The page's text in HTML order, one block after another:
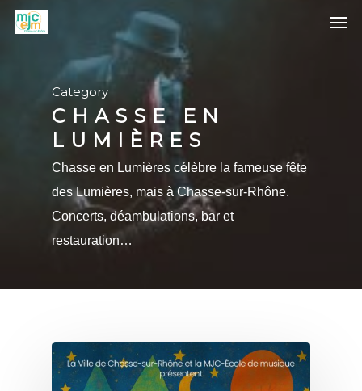
Category
CHASSE EN
LUMIÈRES
Chasse en Lumières célèbre la fameuse fête
des Lumières, mais à Chasse-sur-Rhône.
Concerts, déambulations, bar et
restauration…